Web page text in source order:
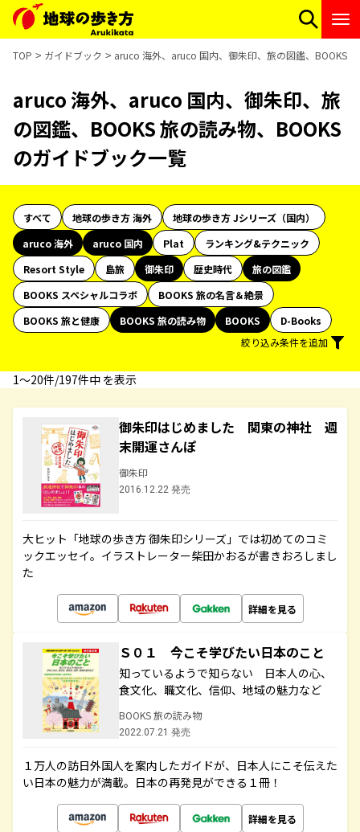
TOP ガイドブック aruco 海外、aruco 国内、御朱印、旅の図鑑、BOOKS
aruco 海外、aruco 国内、御朱印、旅
の図鑑、BOOKS 旅の読み物、BOOKS
のガイドブック一覧
すべて 地球の歩き方 海外
地球の歩き方 Jシリーズ（国内）
aruco 海外
aruco 国内 Plat
ランキング&テクニック
Resort Style
島旅 御朱印 歴史時代
旅の図鑑
BOOKS スペシャルコラボ
BOOKS 旅の名言＆絶景
BOOKS 旅と健康
BOOKS 旅の読み物 BOOKS
D-Books
絞り込み条件を追加
1〜20件/197件中 を表示
御朱印はじめました 関東の神社 週
末開運さんぽ
御朱印
2016.12.22 発売
大ヒット「地球の歩き方 御朱印シリーズ」では初めてのコミ
ックエッセイ。イラストレーター柴田かおるが書きおろしまし
た
詳細を見る
Ｓ０１ 今こそ学びたい日本のこと
知っているようで知らない 日本人の心、
食文化、職文化、信仰、地域の魅力など
BOOKS 旅の読み物
2022.07.21 発売
１万人の訪日外国人を案内したガイドが、日本人にこそ伝えた
い日本の魅力が満載。日本の再発見ができる１冊！
詳細を見る